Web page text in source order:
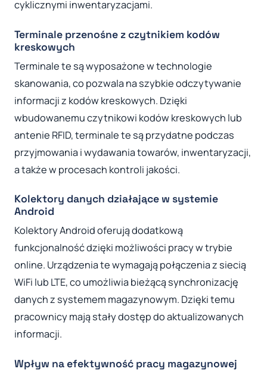
cyklicznymi inwentaryzacjami.
Terminale przenośne z czytnikiem kodów
kreskowych
Terminale te są wyposażone w technologie
skanowania, co pozwala na szybkie odczytywanie
informacji z kodów kreskowych. Dzięki
wbudowanemu czytnikowi kodów kreskowych lub
antenie RFID, terminale te są przydatne podczas
przyjmowania i wydawania towarów, inwentaryzacji,
a także w procesach kontroli jakości.
Kolektory danych działające w systemie
Android
Kolektory Android oferują dodatkową
funkcjonalność dzięki możliwości pracy w trybie
online. Urządzenia te wymagają połączenia z siecią
WiFi lub LTE, co umożliwia bieżącą synchronizację
danych z systemem magazynowym. Dzięki temu
pracownicy mają stały dostęp do aktualizowanych
informacji.
Wpływ na efektywność pracy magazynowej